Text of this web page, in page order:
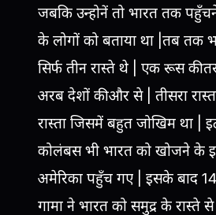
जबकि उन्होनें तो भारत तक पहुँचने
के लोगों को बताया था |तब तक
सिर्फ तीन रास्ते थे | एक रूस की
अरब देशों की और से | तीसरा
रास्ता जिसमें बहुत जोखिम था |
कोलंबस भी भारत को खोजने के
अमेरिका पहुँच गए | इसके बाद
गामा ने भारत को समुद्र के